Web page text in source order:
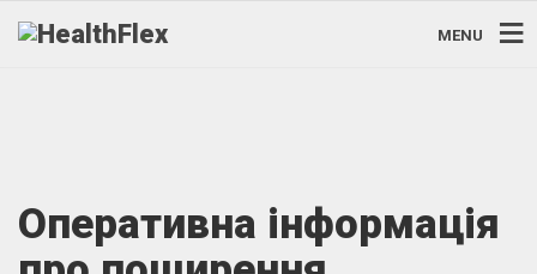
MENU
Оперативна інформація